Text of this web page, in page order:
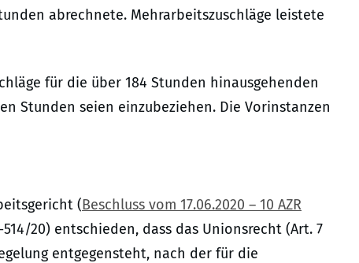
abrechnete. Mehrarbeitszuschläge leistete
für die über 184 Stunden hinausgehenden
Stunden seien einzubeziehen. Die Vorinstanzen
(Beschluss vom 17.06.2020 – 10 AZR
20) entschieden, dass das Unionsrecht (Art. 7
entgegensteht, nach der für die